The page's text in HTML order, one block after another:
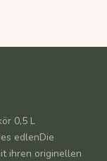
0,5 L
edlenDie
ihren originellen